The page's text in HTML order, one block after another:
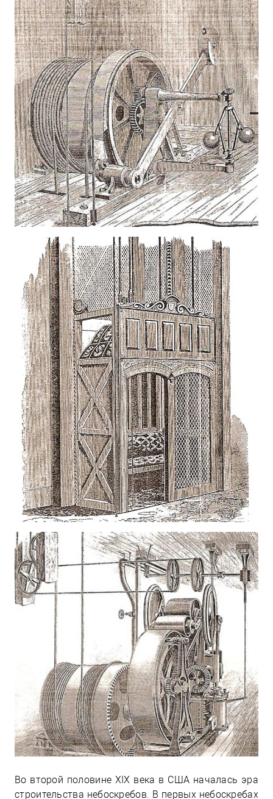
Во второй половине XIX века в США началась эра
строительства небоскребов. В первых небоскребах